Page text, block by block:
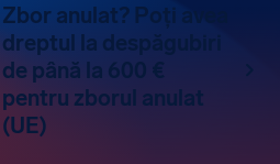
Zbor anulat? Poți avea
dreptul la despăgubiri
de până la 600 €
pentru zborul anulat
(UE)